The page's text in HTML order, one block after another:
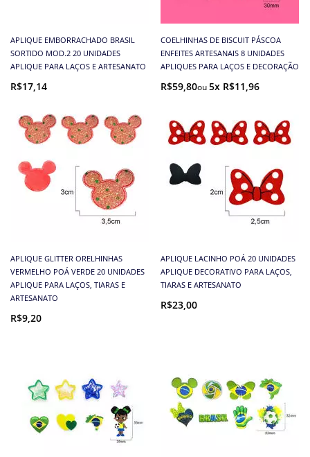
APLIQUE EMBORRACHADO BRASIL
SORTIDO MOD.2 20 UNIDADES
APLIQUE PARA LAÇOS E ARTESANATO
R$17,14
COELHINHAS DE BISCUIT PÁSCOA
ENFEITES ARTESANAIS 8 UNIDADES
APLIQUES PARA LAÇOS E DECORAÇÃO
R$59,80 5x R$11,96
APLIQUE GLITTER ORELHINHAS
VERMELHO POÁ VERDE 20 UNIDADES
APLIQUE PARA LAÇOS, TIARAS E
ARTESANATO
R$9,20
APLIQUE LACINHO POÁ 20 UNIDADES
APLIQUE DECORATIVO PARA LAÇOS,
TIARAS E ARTESANATO
R$23,00